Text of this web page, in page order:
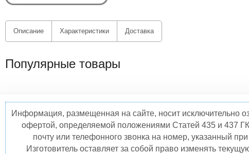
Описание Характеристики Доставка
Популярные товары
Информация, размещенная на сайте, носит исключительно
офертой, определяемой положениями Статей 435 и 437
почту или телефонного звонка на номер, указанный
Изготовитель оставляет за собой право изменять